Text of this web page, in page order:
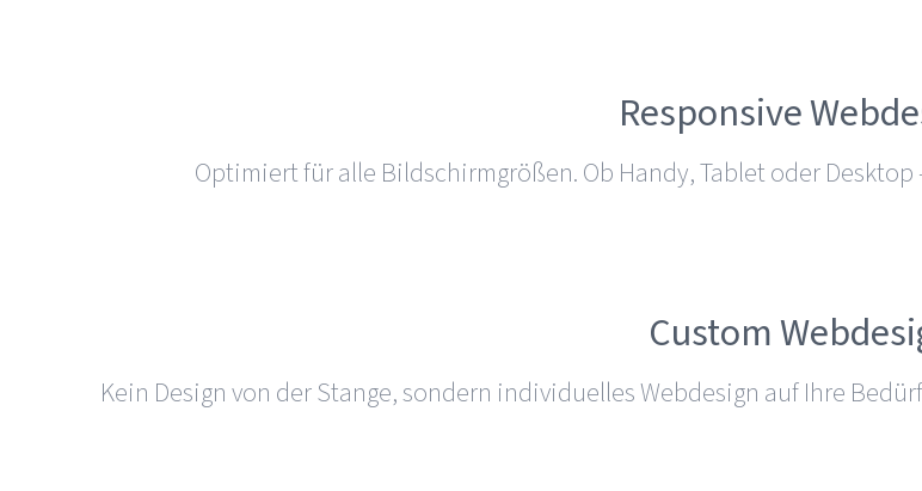
Responsive
Optimiert für alle Bild­schirm­größen. Ob Handy, Tablet oder
Custom
Kein Design von der Stange, sondern indi­vi­du­elles Webdesign auf Ihre